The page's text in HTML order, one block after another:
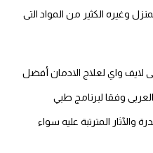
وغيره الكثير من المواد التى
واي لعلاج الادمان أفضل
وفقا لبرنامج طبي
المترتبة عليه سواء